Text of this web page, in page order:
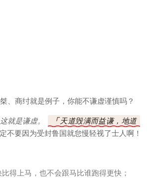
、商纣就是例子，你能不谦虚谨慎吗？
就是谦虚。
天道毁满而益谦，地道
不要因为受封鲁国就怠慢轻视了士人啊！
得上马，也不会跟马比谁跑得更快；